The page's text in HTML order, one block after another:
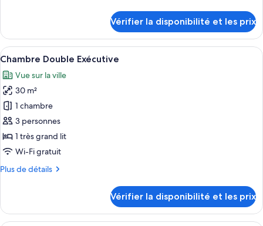
le
type
de
Select
Clarke
Quay
Vérifier la disponibilité et les prix
Afficher
toutes
les
photos
pour
ce
type
de
chambre :
Chambre
Une chambre d’hôtel avec un
4
Chambre Double Exécutive
Vue sur la ville
30 m²
1 chambre
3 personnes
1 très grand lit
Wi-Fi gratuit
Plus de détails
Plus
le
type
Vérifier la disponibilité et les prix